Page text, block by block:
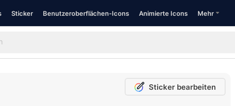
Sticker Benutzeroberflächen-Icons Animierte Icons Mehr
Sticker bearbeiten